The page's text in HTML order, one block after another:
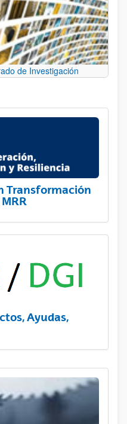
de Investigación
Transformación
Ayudas,